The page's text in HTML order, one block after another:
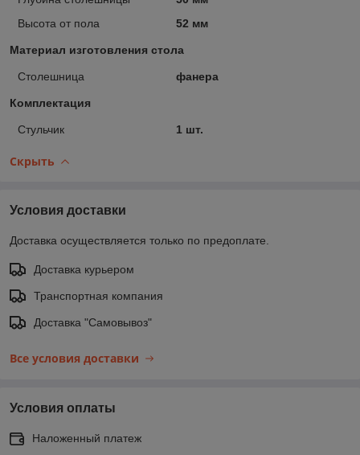
Высота от пола
52 мм
Материал изготовления стола
Столешница фанера
Комплектация
Стульчик 1 шт.
Скрыть
Условия доставки
Доставка осуществляется только по предоплате.
Доставка курьером
Транспортная компания
Доставка "Самовывоз"
Все условия доставки
Условия оплаты
Наложенный платеж